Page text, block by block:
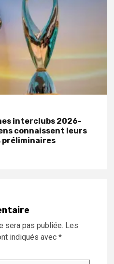
interclubs 2026-
connaissent leurs
préliminaires
sera pas publiée. Les
indiqués avec *